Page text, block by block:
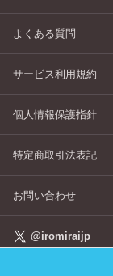
よくある質問
サービス利用規約
個人情報保護指針
特定商取引法表記
お問い合わせ
@iromiraijp